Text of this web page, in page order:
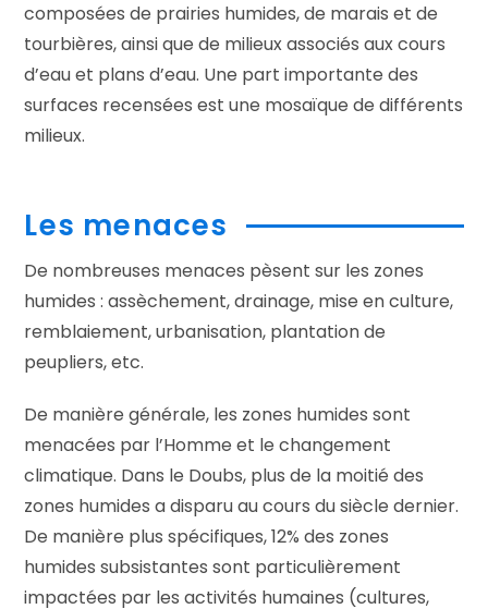
composées de prairies humides, de marais et de
tourbières, ainsi que de milieux associés aux cours
d’eau et plans d’eau. Une part importante des
surfaces recensées est une mosaïque de différents
milieux.
Les menaces
De nombreuses menaces pèsent sur les zones
humides : assèchement, drainage, mise en culture,
remblaiement, urbanisation, plantation de
peupliers, etc.
De manière générale, les zones humides sont
menacées par l’Homme et le changement
climatique. Dans le Doubs, plus de la moitié des
zones humides a disparu au cours du siècle dernier.
De manière plus spécifiques, 12% des zones
humides subsistantes sont particulièrement
impactées par les activités humaines (cultures,